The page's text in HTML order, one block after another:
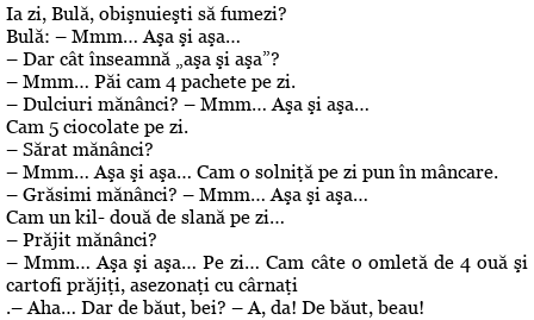
Ia zi, Bulă, obişnuieşti să fumezi?
Bulă: – Mmm… Aşa şi aşa…
– Dar cât înseamnă „aşa şi aşa”?
– Mmm… Păi cam 4 pachete pe zi.
– Dulciuri mănânci? – Mmm… Aşa şi aşa…
Cam 5 ciocolate pe zi.
– Sărat mănânci?
– Mmm… Aşa şi aşa… Cam o solniţă pe zi pun în mâncare.
– Grăsimi mănânci? – Mmm… Aşa şi aşa…
Cam un kil- două de slană pe zi…
– Prăjit mănânci?
– Mmm… Aşa şi aşa… Pe zi… Cam câte o omletă de 4 ouă şi
cartofi prăjiţi, asezonaţi cu cârnaţi
.– Aha… Dar de băut, bei? – A, da! De băut, beau!